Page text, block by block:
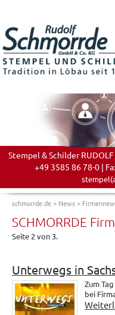
Stempel & Schilder RUDOLF
+49 3585 86 78-0 |
schmorrde.de> News>
SCHMORRDE
Seite 2 von 3.
Unterwegs in
Zum
bei